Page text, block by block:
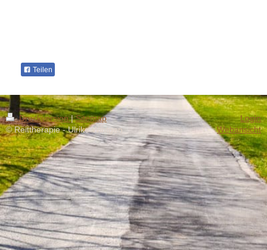
Teilen
Druckversion| Sitemap
© Reittherapie - Ulrike Wintgen
Login
Webansicht